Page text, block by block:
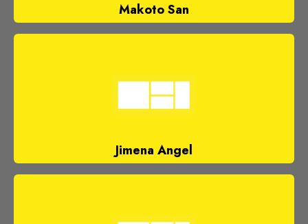
Makoto San
Jimena Angel